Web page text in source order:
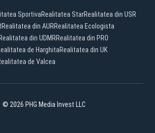
SportivaRealitatea StarRealitatea din USR
Realitatea din AURRealitatea Ecologista
Realitatea din UDMRRealitatea din PRO
de HarghitaRealitatea din UK
de Valcea
© 2026 PHG Media Invest LLC